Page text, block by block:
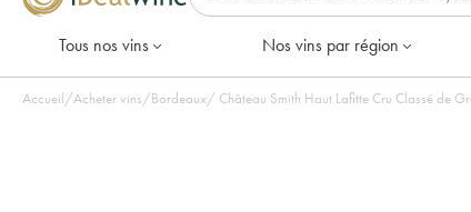
Tous nos vins Nos vins par région
Accueil/Acheter vins/Bordeaux/ Château Smith Haut Lafitte Cru Classé de